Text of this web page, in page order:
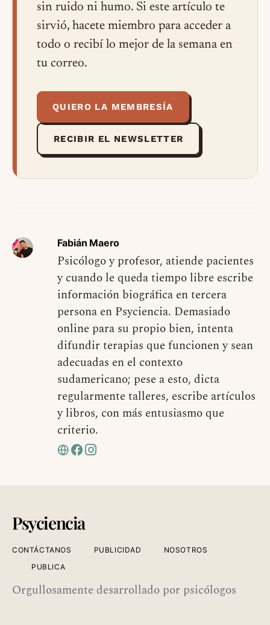
sin ruido ni humo. Si este artículo te
sirvió, hacete miembro para acceder a
todo o recibí lo mejor de la semana en
tu correo.
QUIERO LA MEMBRESÍA
RECIBIR EL NEWSLETTER
Fabián Maero
Psicólogo y profesor, atiende pacientes
y cuando le queda tiempo libre escribe
información biográfica en tercera
persona en Psyciencia. Demasiado
online para su propio bien, intenta
difundir terapias que funcionen y sean
adecuadas en el contexto
sudamericano; pese a esto, dicta
regularmente talleres, escribe artículos
y libros, con más entusiasmo que
criterio.
Psyciencia
CONTÁCTANOS PUBLICIDAD
NOSOTROS
PUBLICA
Orgullosamente desarrollado por psicólogos